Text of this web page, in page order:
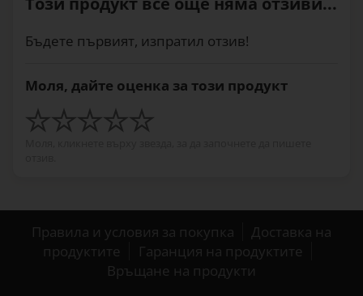
Бъдете първият, изпратил отзив!
Моля, дайте оценка за този продукт
Правила и условия за покупка
Доставка на
продуктите
Гаранция на продуктите
Връщане на продукти